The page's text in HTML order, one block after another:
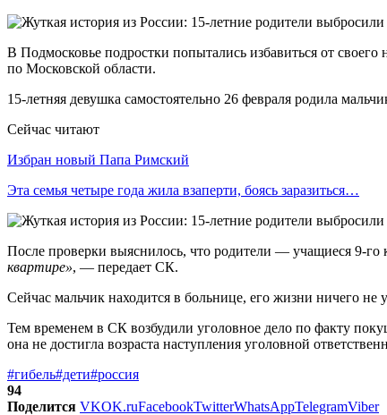
В Подмосковье подростки попытались избавиться от
по Московской области.
15-летняя девушка самостоятельно 26 февраля родила
Сейчас читают
Избран новый Папа Римский
Эта семья четыре года жила взаперти, боясь заразиться…
После проверки выяснилось, что родители — учащиеся 9-го
квартире», — передает СК.
Сейчас мальчик находится в больнице, его жизни ничего не
Тем временем в СК возбудили уголовное дело по факту
она не достигла возраста наступления уголовной
#гибель#дети#россия
94
Поделится VKOK.ruFacebookTwitterWhatsAppTelegramViber